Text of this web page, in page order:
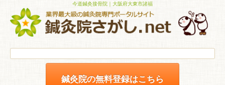
今道鍼灸接骨院｜大阪府大東市諸福
鍼灸院の無料登録はこちら